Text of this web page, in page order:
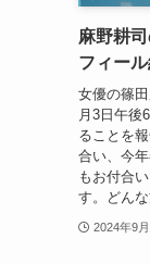
麻野耕
フィー
女優の篠
月3日午後
ることを
合い、今
もお付合
す。どん
2024年9